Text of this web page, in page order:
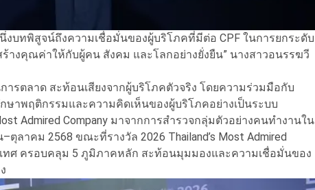
งบทพิสูจน์ถึงความเชื่อมั่นของผู้บริโภคที่มีต่อ CPF ในการยกระดับ
างคุณค่าให้กับผู้คน สังคม และโลกอย่างยั่งยืน” นางสาวอนรรฆวี
ารตลาด สะท้อนเสียงจากผู้บริโภคตัวจริง โดยความร่วมมือกับ
าพฤติกรรมและความคิดเห็นของผู้บริโภคอย่างเป็นระบบ
Admired Company มาจากการสำรวจกลุ่มตัวอย่างคนทำงานใน
ตุลาคม 2568 ขณะที่รางวัล 2026 Thailand’s Most Admired
เทศ ครอบคลุม 5 ภูมิภาคหลัก สะท้อนมุมมองและความเชื่อมั่นของ